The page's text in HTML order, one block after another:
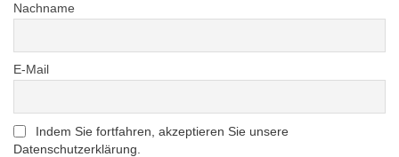
Nachname
E-Mail
Indem Sie fortfahren, akzeptieren Sie unsere
Datenschutzerklärung.